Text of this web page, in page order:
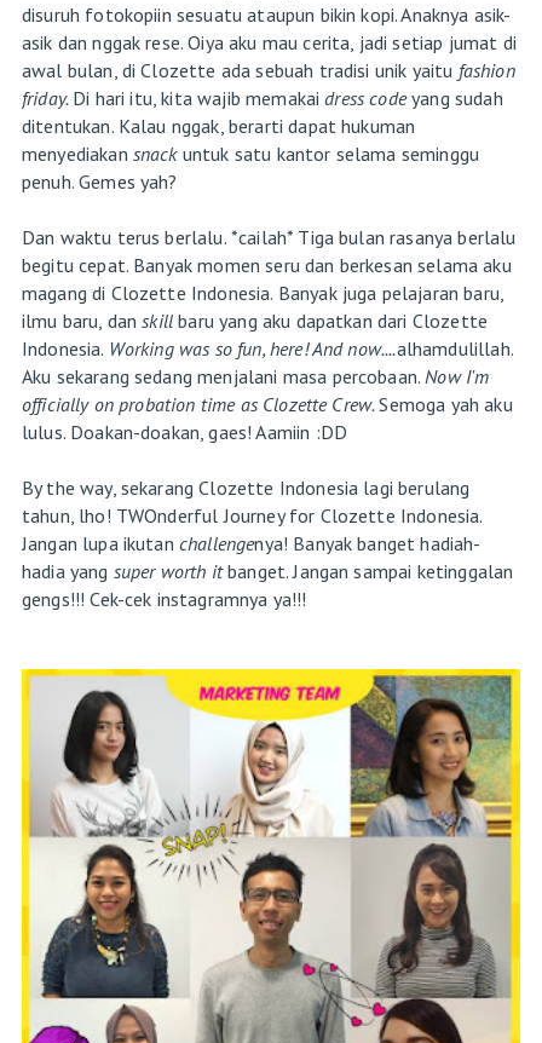
disuruh fotokopiin sesuatu ataupun bikin kopi. Anaknya asik-
asik dan nggak rese. Oiya aku mau cerita, jadi setiap jumat di
awal bulan, di Clozette ada sebuah tradisi unik yaitu fashion
friday. Di hari itu, kita wajib memakaidress codeyang sudah
ditentukan. Kalau nggak, berarti dapat hukuman
menyediakan snack untuk satu kantor selama seminggu
penuh. Gemes yah?
Dan waktu terus berlalu. *cailah* Tiga bulan rasanya berlalu
begitu cepat. Banyak momen seru dan berkesan selama aku
magang di Clozette Indonesia. Banyak juga pelajaran baru,
ilmu baru, danskillbaru yang aku dapatkan dari Clozette
Indonesia. Working was so fun, here! And now....alhamdulillah.
Aku sekarang sedang menjalani masa percobaan. Now I'm
officially on probation time as Clozette Crew.Semoga yah aku
lulus. Doakan-doakan, gaes! Aamiin :DD
By the way, sekarang Clozette Indonesia lagi berulang
tahun, lho! TWOnderful Journey for Clozette Indonesia.
Jangan lupa ikutan challengenya! Banyak banget hadiah-
hadia yang super worth itbanget. Jangan sampai ketinggalan
gengs!!! Cek-cek instagramnya ya!!!